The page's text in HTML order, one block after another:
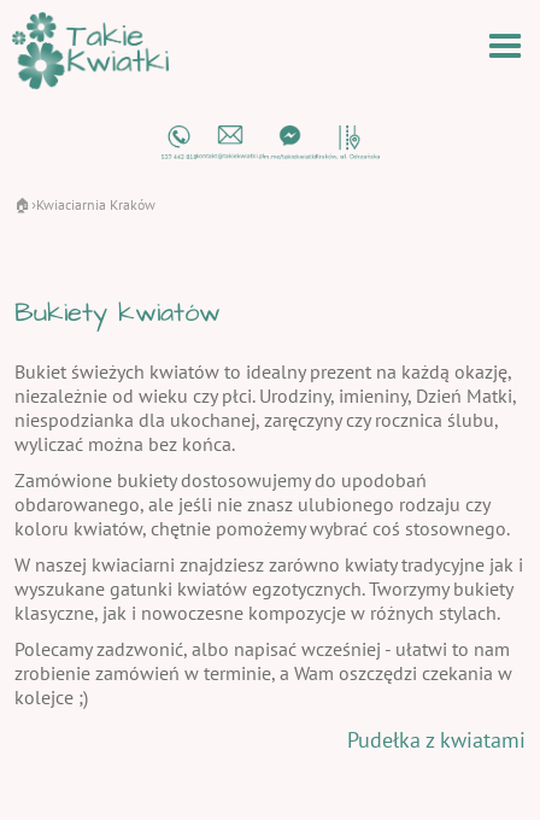
🏠 ›Kwiaciarnia Kraków
Bukiety kwiatów
Bukiet świeżych kwiatów to idealny prezent na każdą okazję,
niezależnie od wieku czy płci. Urodziny, imieniny, Dzień Matki,
niespodzianka dla ukochanej, zaręczyny czy rocznica ślubu,
wyliczać można bez końca.
Zamówione bukiety dostosowujemy do upodobań
obdarowanego, ale jeśli nie znasz ulubionego rodzaju czy
koloru kwiatów, chętnie pomożemy wybrać coś stosownego.
W naszej kwiaciarni znajdziesz zarówno kwiaty tradycyjne jak i
wyszukane gatunki kwiatów egzotycznych. Tworzymy bukiety
klasyczne, jak i nowoczesne kompozycje w różnych stylach.
Polecamy zadzwonić, albo napisać wcześniej - ułatwi to nam
zrobienie zamówień w terminie, a Wam oszczędzi czekania w
kolejce ;)
Pudełka z kwiatami